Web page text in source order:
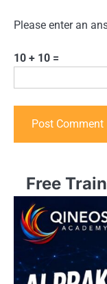
Please enter an
10 + 10 =
Free